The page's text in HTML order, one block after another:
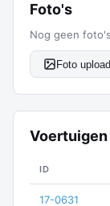
Foto's
Nog geen
Foto
Voertuigen
ID
17-0631